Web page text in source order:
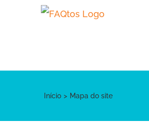
Início Mapa do site